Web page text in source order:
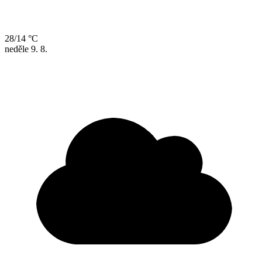
28/14 °C
neděle 9. 8.